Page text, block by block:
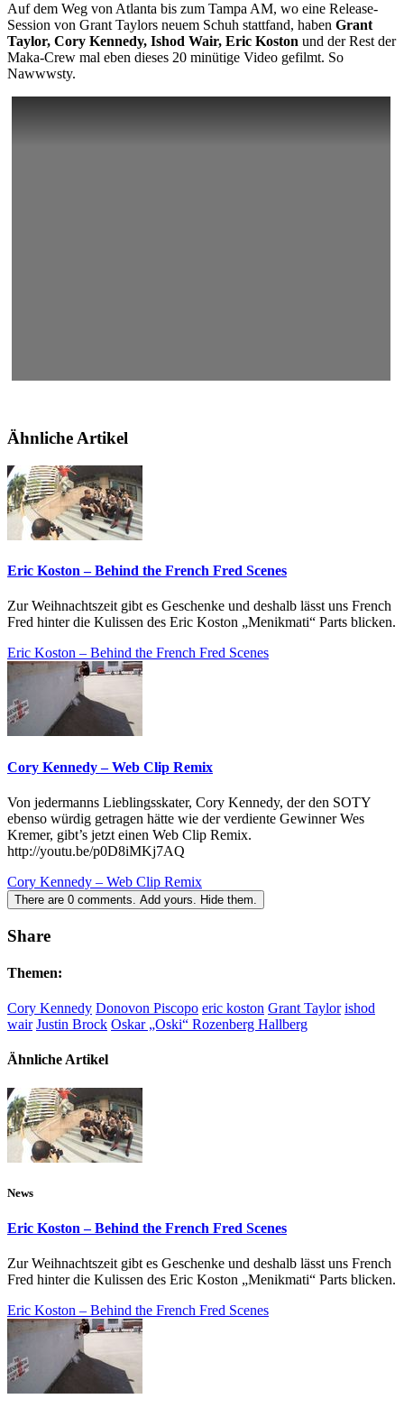
Auf dem Weg von Atlanta bis zum Tampa AM, wo eine Release-
Session von Grant Taylors neuem Schuh stattfand, haben Grant
Taylor, Cory Kennedy, Ishod Wair, Eric Koston und der Rest der
Maka-Crew mal eben dieses 20 minütige Video gefilmt. So
Nawwwsty.
Ähnliche Artikel
Eric Koston – Behind the French Fred Scenes
Zur Weihnachtszeit gibt es Geschenke und deshalb lässt uns French
Fred hinter die Kulissen des Eric Koston „Menikmati“ Parts blicken.
Eric Koston – Behind the French Fred Scenes
Cory Kennedy – Web Clip Remix
Von jedermanns Lieblingsskater, Cory Kennedy, der den SOTY
ebenso würdig getragen hätte wie der verdiente Gewinner Wes
Kremer, gibt’s jetzt einen Web Clip Remix.
http://youtu.be/p0D8iMKj7AQ
Cory Kennedy – Web Clip Remix
There are 0 comments. Add yours. Hide them.
Share
Themen:
Cory Kennedy Donovon Piscopo eric koston Grant Taylor ishod
wair Justin Brock Oskar „Oski“ Rozenberg Hallberg
Ähnliche Artikel
News
Eric Koston – Behind the French Fred Scenes
Zur Weihnachtszeit gibt es Geschenke und deshalb lässt uns French
Fred hinter die Kulissen des Eric Koston „Menikmati“ Parts blicken.
Eric Koston – Behind the French Fred Scenes